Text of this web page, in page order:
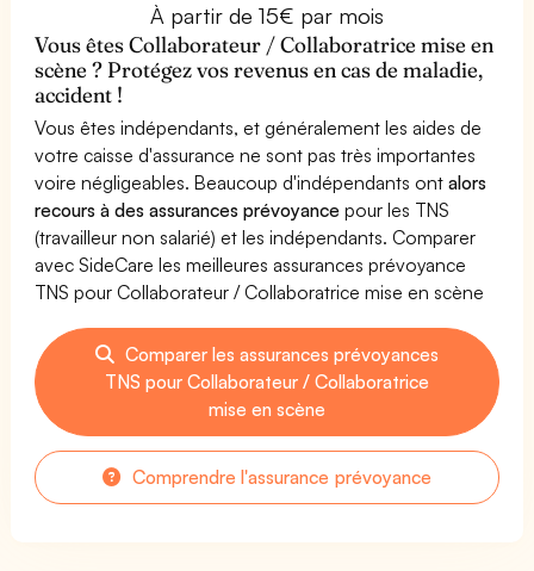
À partir de 15€ par mois
Vous êtes Collaborateur / Collaboratrice mise en
scène ? Protégez vos revenus en cas de maladie,
accident !
Vous êtes indépendants, et généralement les aides de
votre caisse d'assurance ne sont pas très importantes
voire négligeables. Beaucoup d'indépendants ontalors
recours à des assurances prévoyance pour les TNS
(travailleur non salarié) et les indépendants. Comparer
avec SideCare les meilleures assurances prévoyance
TNS pour Collaborateur / Collaboratrice mise en scène
Comparer les assurances prévoyances
TNS pour Collaborateur / Collaboratrice
mise en scène
Comprendre l'assurance prévoyance